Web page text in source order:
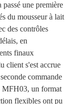
une première
du mousseur à lait
des contrôles
en
finaux
client s'est accrue
commande
MFH03, un format
flexibles ont pu